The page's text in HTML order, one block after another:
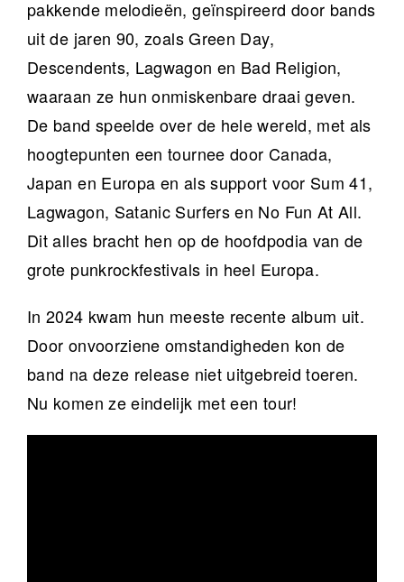
pakkende melodieën, geïnspireerd door bands
uit de jaren 90, zoals Green Day,
Descendents, Lagwagon en Bad Religion,
waaraan ze hun onmiskenbare draai geven.
De band speelde over de hele wereld, met als
hoogtepunten een tournee door Canada,
Japan en Europa en als support voor Sum 41,
Lagwagon, Satanic Surfers en No Fun At All.
Dit alles bracht hen op de hoofdpodia van de
grote punkrockfestivals in heel Europa.
In 2024 kwam hun meeste recente album uit.
Door onvoorziene omstandigheden kon de
band na deze release niet uitgebreid toeren.
Nu komen ze eindelijk met een tour!